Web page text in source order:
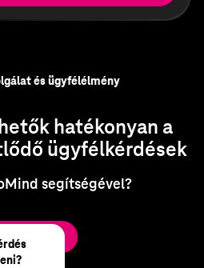
és ügyfélélmény
hatékonyan a
ügyfélkérdések
segítségével?